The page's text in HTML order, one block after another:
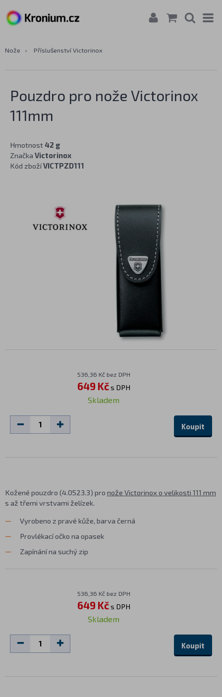
Nože › Příslušenství Victorinox
Pouzdro pro nože Victorinox
111mm
Hmotnost42 g
Značka Victorinox
Kód zbožíVICTPZD111
536,36 Kč bez DPH
649 Kčs DPH
Skladem
Koupit
Kožené pouzdro (4.0523.3) pro nože Victorinox o velikosti 111 mm
s až třemi vrstvami želízek.
Vyrobeno z pravé kůže, barva černá
Provlékací očko na opasek
Zapínání na suchý zip
536,36 Kč bez DPH
649 Kčs DPH
Skladem
Koupit